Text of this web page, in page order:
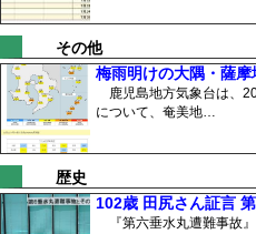
その他
梅雨明けの大隅・薩
鹿児島地方気象台は、
について、奄美地…
歴史
102歳 田尻さん証言
『第六垂水丸遭難事故